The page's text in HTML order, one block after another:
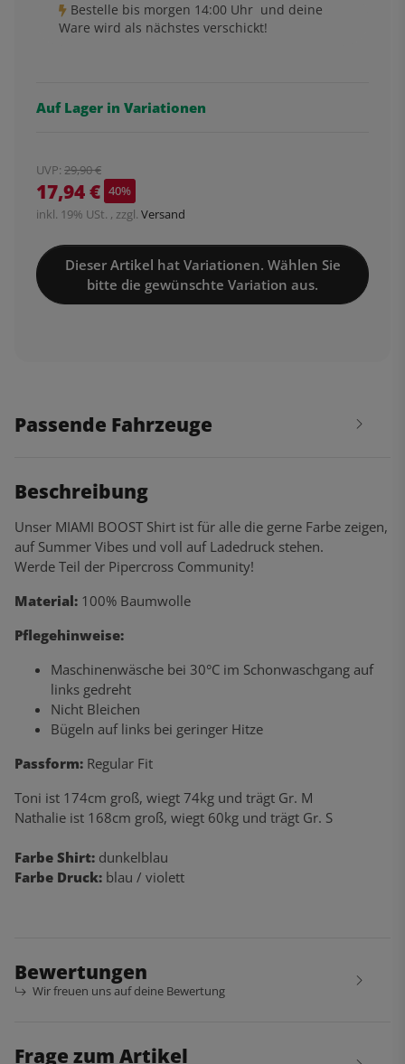
Bestelle bis morgen 14:00 Uhr und deine
Ware wird als nächstes verschickt!
Auf Lager in Variationen
UVP: 29,90 €
17,94 € 40%
inkl. 19% USt. , zzgl. Versand
Dieser Artikel hat Variationen. Wählen Sie
bitte die gewünschte Variation aus.
Passende Fahrzeuge
Beschreibung
Unser MIAMI BOOST Shirt ist für alle die gerne Farbe zeigen,
auf Summer Vibes und voll auf Ladedruck stehen.
Werde Teil der Pipercross Community!
Material: 100% Baumwolle
Pflegehinweise:
Maschinenwäsche bei 30°C im Schonwaschgang auf
links gedreht
Nicht Bleichen
Bügeln auf links bei geringer Hitze
Passform: Regular Fit
Toni ist 174cm groß, wiegt 74kg und trägt Gr. M
Nathalie ist 168cm groß, wiegt 60kg und trägt Gr. S
Farbe Shirt: dunkelblau
Farbe Druck: blau / violett
Bewertungen
Wir freuen uns auf deine Bewertung
Frage zum Artikel